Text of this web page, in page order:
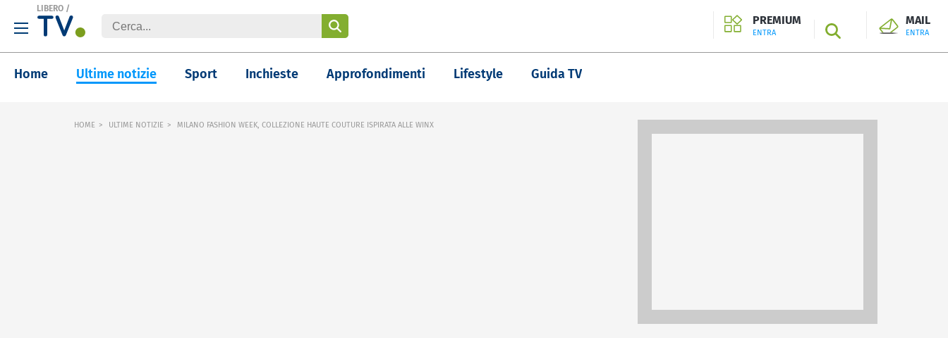
LIBERO /
PREMIUM
ENTRA SEARCH
MAIL
ENTRA
Home Ultime notizie Sport Inchieste Approfondimenti Lifestyle Guida TV
HOME ULTIME NOTIZIE MILANO FASHION WEEK, COLLEZIONE HAUTE COUTURE ISPIRATA ALLE WINX